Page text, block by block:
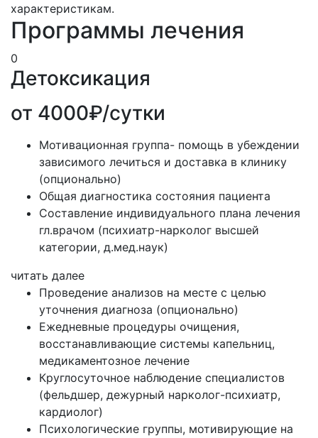
характеристикам.
Программы лечения
0
Детоксикация
от 4000₽/сутки
Мотивационная группа- помощь в убеждении
зависимого лечиться и доставка в клинику
(опционально)
Общая диагностика состояния пациента
Составление индивидуального плана лечения
гл.врачом (психиатр-нарколог высшей
категории, д.мед.наук)
читать далее
Проведение анализов на месте с целью
уточнения диагноза (опционально)
Ежедневные процедуры очищения,
восстанавливающие системы капельниц,
медикаментозное лечение
Круглосуточное наблюдение специалистов
(фельдшер, дежурный нарколог-психиатр,
кардиолог)
Психологические группы, мотивирующие на